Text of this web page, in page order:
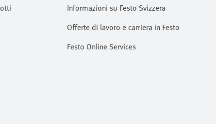
Informazioni su Festo Svizzera
Offerte di lavoro e carriera in Festo
Festo Online Services